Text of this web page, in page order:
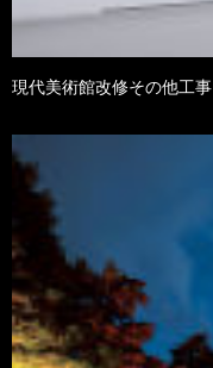
現代美術館改修その他工事